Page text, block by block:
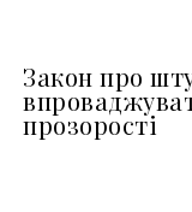
Закон про
прозорості